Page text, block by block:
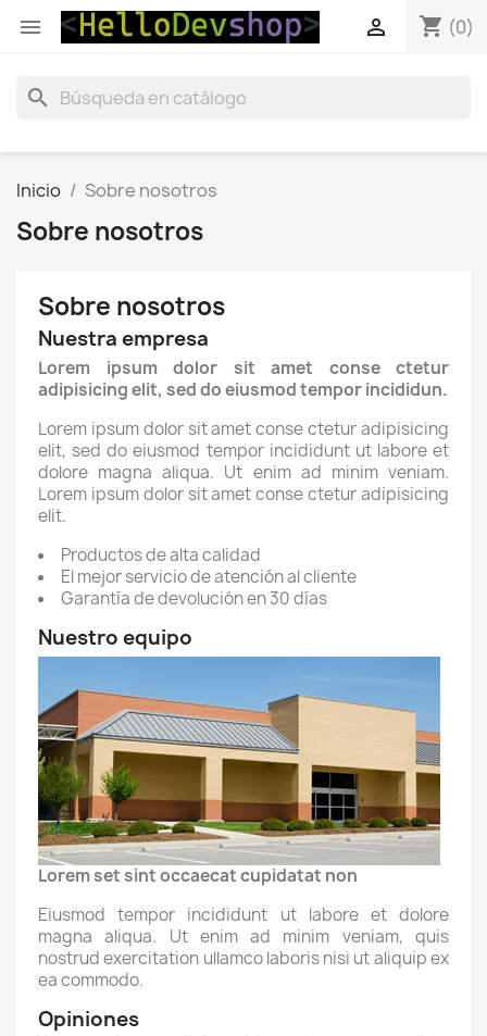
 shopping_cart (0)

search
Inicio Sobre nosotros
Sobre nosotros
Sobre nosotros
Nuestra empresa
Lorem ipsum dolor sit amet conse ctetur
adipisicing elit, sed do eiusmod tempor incididun.
Lorem ipsum dolor sit amet conse ctetur adipisicing
elit, sed do eiusmod tempor incididunt ut labore et
dolore magna aliqua. Ut enim ad minim veniam.
Lorem ipsum dolor sit amet conse ctetur adipisicing
elit.
Productos de alta calidad
El mejor servicio de atención al cliente
Garantía de devolución en 30 días
Nuestro equipo
Lorem set sint occaecat cupidatat non
Eiusmod tempor incididunt ut labore et dolore
magna aliqua. Ut enim ad minim veniam, quis
nostrud exercitation ullamco laboris nisi ut aliquip ex
ea commodo.
Opiniones